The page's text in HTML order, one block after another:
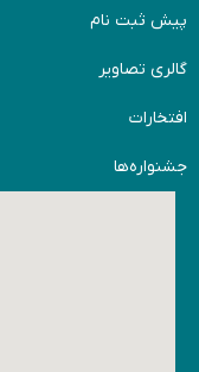
پیش ثبت نام
گالری تصاویر
افتخارات
جشنواره‌ها